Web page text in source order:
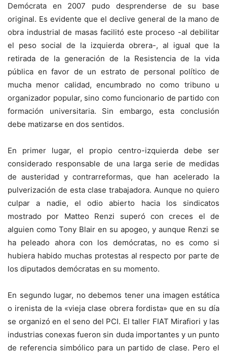
Demócrata en 2007 pudo desprenderse de su base
original. Es evidente que el declive general de la mano de
obra industrial de masas facilitó este proceso -al debilitar
el peso social de la izquierda obrera-, al igual que la
retirada de la generación de la Resistencia de la vida
pública en favor de un estrato de personal político de
mucha menor calidad, encumbrado no como tribuno u
organizador popular, sino como funcionario de partido con
formación universitaria. Sin embargo, esta conclusión
debe matizarse en dos sentidos.
En primer lugar, el propio centro-izquierda debe ser
considerado responsable de una larga serie de medidas
de austeridad y contrarreformas, que han acelerado la
pulverización de esta clase trabajadora. Aunque no quiero
culpar a nadie, el odio abierto hacia los sindicatos
mostrado por Matteo Renzi superó con creces el de
alguien como Tony Blair en su apogeo, y aunque Renzi se
ha peleado ahora con los demócratas, no es como si
hubiera habido muchas protestas al respecto por parte de
los diputados demócratas en su momento.
En segundo lugar, no debemos tener una imagen estática
o irenista de la «vieja clase obrera fordista» que en su día
se organizó en el seno del PCI. El taller FIAT Mirafiori y las
industrias conexas fueron sin duda importantes y un punto
de referencia simbólico para un partido de clase. Pero el